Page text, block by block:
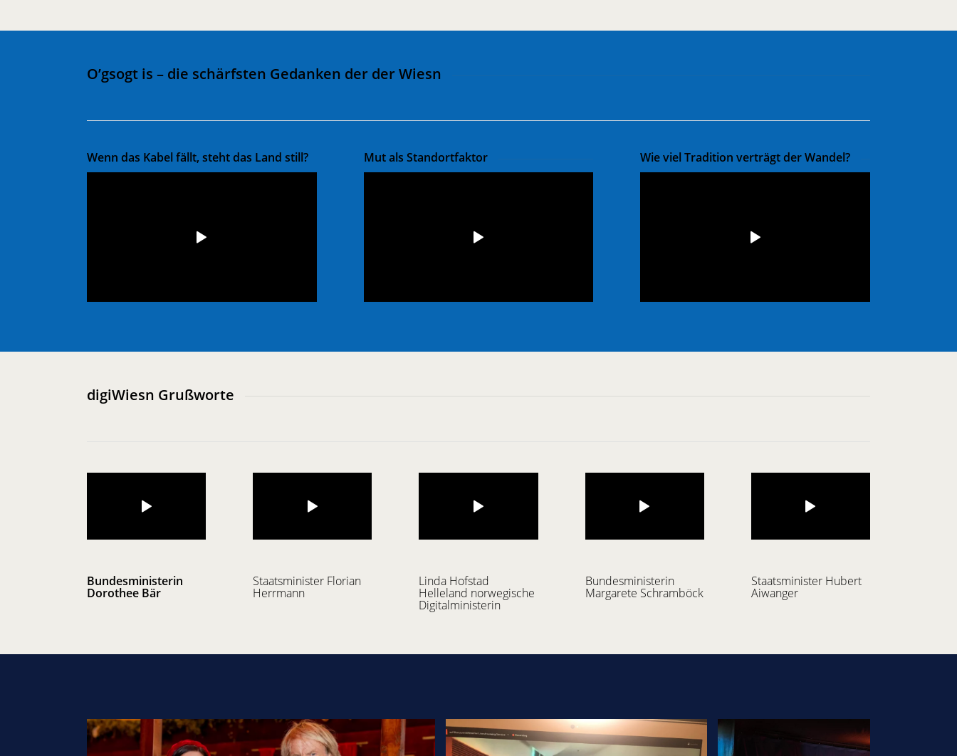
O’gsogt is – die schärfsten Gedanken der der Wiesn
Wenn das Kabel fällt, steht das Land still? Mut als Standortfaktor Wie viel Tradition verträgt der Wandel?
digiWiesn Grußworte
Bundesministerin
Dorothee Bär
Staatsminister Florian
Herrmann
Linda Hofstad
Helleland norwegische
Digitalministerin
Bundesministerin
Margarete Schramböck
Staatsminister Hubert
Aiwanger